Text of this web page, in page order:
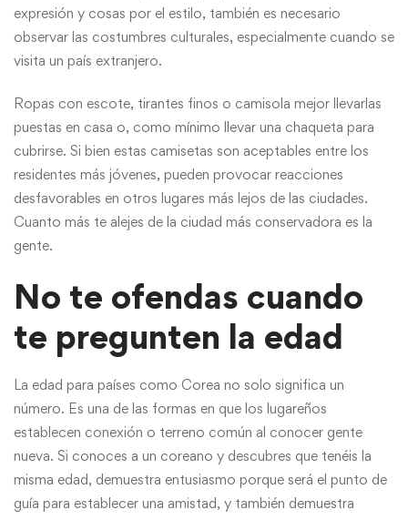
expresión y cosas por el estilo, también es necesario
observar las costumbres culturales, especialmente cuando se
visita un país extranjero.
Ropas con escote, tirantes finos o camisola mejor llevarlas
puestas en casa o, como mínimo llevar una chaqueta para
cubrirse. Si bien estas camisetas son aceptables entre los
residentes más jóvenes, pueden provocar reacciones
desfavorables en otros lugares más lejos de las ciudades.
Cuanto más te alejes de la ciudad más conservadora es la
gente.
No te ofendas cuando
te pregunten la edad
La edad para países como Corea no solo significa un
número. Es una de las formas en que los lugareños
establecen conexión o terreno común al conocer gente
nueva. Si conoces a un coreano y descubres que tenéis la
misma edad, demuestra entusiasmo porque será el punto de
guía para establecer una amistad, y también demuestra